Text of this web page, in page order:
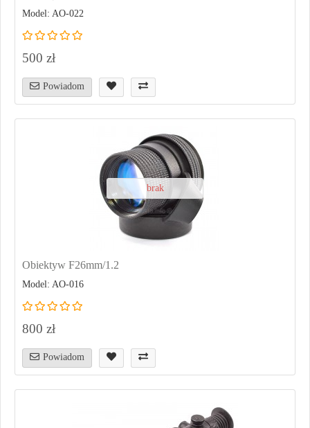
Model: AO-022
500 zł
Powiadom
brak
Obiektyw F26mm/1.2
Model: AO-016
800 zł
Powiadom